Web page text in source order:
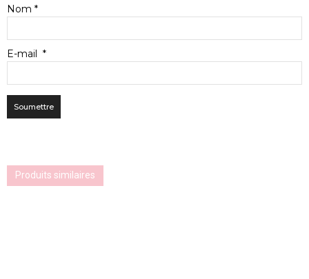
Nom *
E-mail *
Produits similaires